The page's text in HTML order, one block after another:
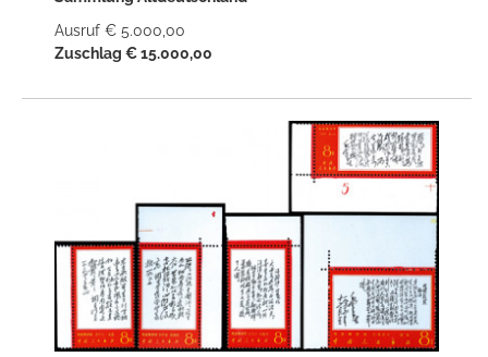
Ausruf € 5.000,00
Zuschlag € 15.000,00